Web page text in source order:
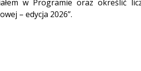
w Programie oraz określić
– edycja 2026”.